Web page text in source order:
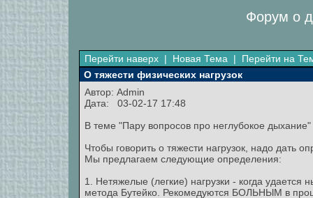
Форум о
Перейти наверх | Новая Тема | Перейти на
О тяжести физических нагрузок
Автор: Admin
Дата: 03-02-17 17:48
В теме "Пару вопросов про неглубокое
Чтобы говорить о тяжести нагрузок, надо дать
Мы предлагаем следующие определения:
1. Нетяжелые (легкие) нагрузки - когда
метода Бутейко. Рекомедуются БОЛЬНЫМ в